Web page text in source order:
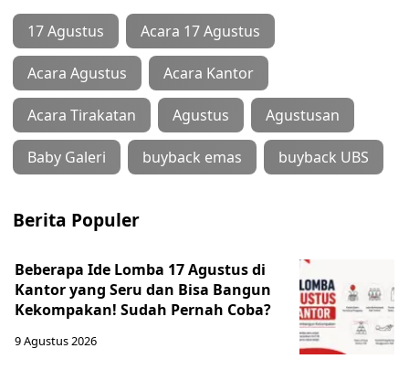
17 Agustus Acara 17 Agustus
Acara Agustus Acara Kantor
Acara Tirakatan Agustus Agustusan
Baby Galeri buyback emas buyback UBS
Berita Populer
Beberapa Ide Lomba 17 Agustus di
Kantor yang Seru dan Bisa Bangun
Kekompakan! Sudah Pernah Coba?
9 Agustus 2026